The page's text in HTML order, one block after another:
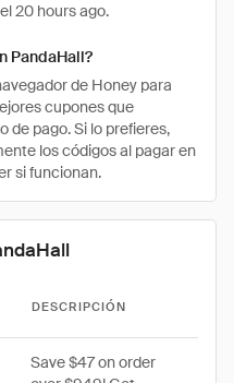
20 hours ago.
PandaHall?
de Honey para
cupones que
de pago. Si lo prefieres,
los códigos al pagar en
si funcionan.
DESCRIPCIÓN
Save $47 on order